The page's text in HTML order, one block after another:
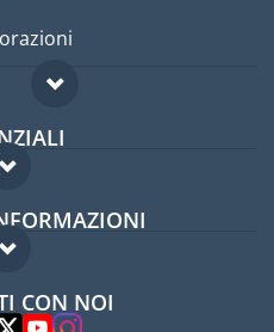
expat
expat
frequenti
CON NOI